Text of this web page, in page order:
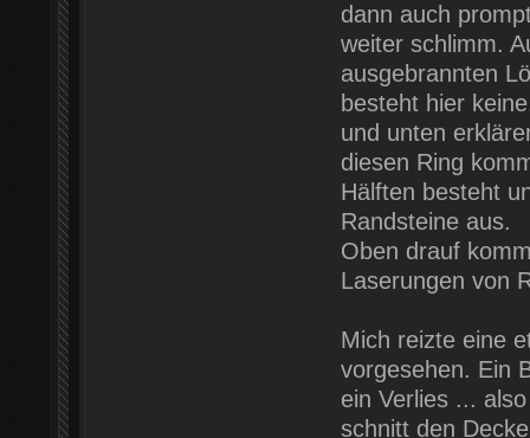
dann auch
weiter schlimm.
ausgebrannten
besteht hier
und unten
diesen Ring
Hälften besteht
Randsteine aus.
Oben drauf
Laserungen von
Mich reizte eine
vorgesehen. Ein
ein Verlies ...
schnitt den